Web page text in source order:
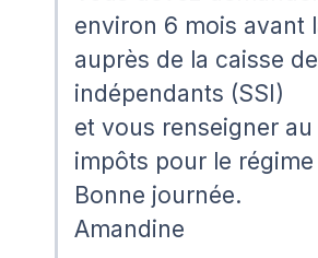
environ 6 mois avant
auprès de la caisse
indépendants (SSI)
et vous renseigner
impôts pour le
Bonne journée.
Amandine